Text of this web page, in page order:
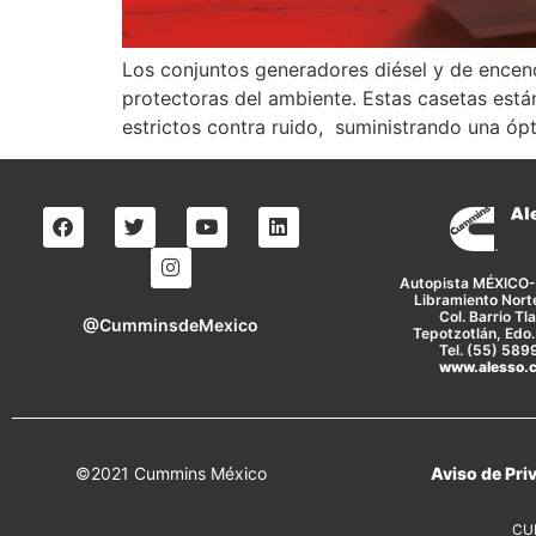
Los conjuntos generadores diésel y de
protectoras del ambiente. Estas casetas
estrictos contra ruido, suministrando una
@CumminsdeMexico
Autopista MÉXICO-
Libramiento
Col. Barrio
Tepotzotlán,
Tel. (55)
©2021 Cummins México Aviso de